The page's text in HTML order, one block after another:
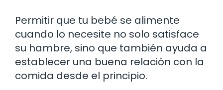
Permitir que tu bebé se alimente
cuando lo necesite no solo satisface
su hambre, sino que también ayuda a
establecer una buena relación con la
comida desde el principio.